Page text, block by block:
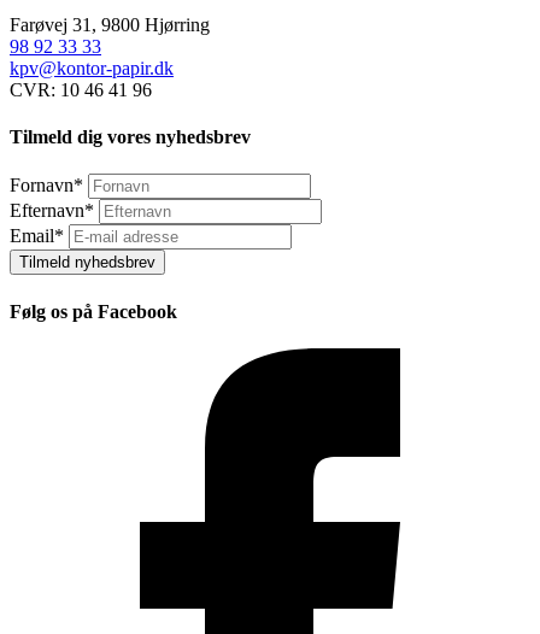
Farøvej 31, 9800 Hjørring
98 92 33 33
kpv@kontor-papir.dk
CVR: 10 46 41 96
Tilmeld dig vores nyhedsbrev
Fornavn*
Efternavn*
Email*
Tilmeld nyhedsbrev
Følg os på Facebook